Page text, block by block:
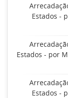
Estados -
Estados - por
Estados -